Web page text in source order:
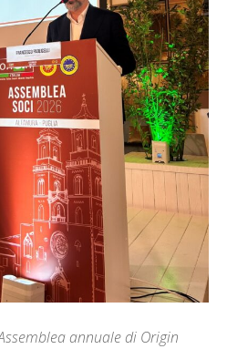
annuale di Origin